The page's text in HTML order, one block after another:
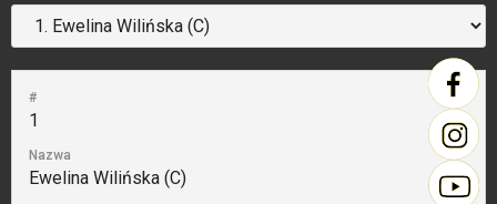
#
1
Nazwa
Ewelina Wilińska (C)